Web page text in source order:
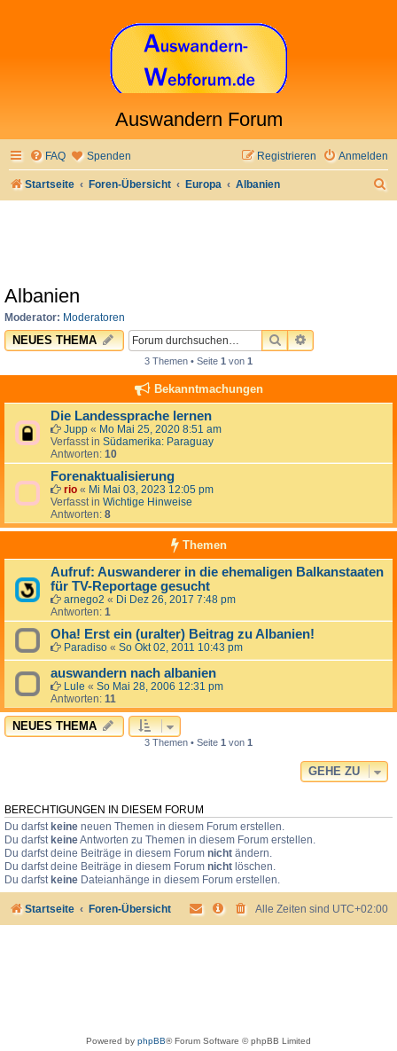
Auswandern Forum
FAQ Spenden Anmelden
Registrieren
Startseite Foren-Übersicht Europa Albanien
Albanien
Moderator: Moderatoren
NEUES THEMA SUCHEERWEITERTE
3 Themen • Seite 1 von 1
Bekanntmachungen
Die Landessprache lernen
Jupp « Mo Mai 25, 2020 8:51 am
Verfasst in Südamerika: Paraguay
Antworten: 10
Forenaktualisierung
rio « Mi Mai 03, 2023 12:05 pm
Verfasst in Wichtige Hinweise
Antworten: 8
Themen
Aufruf: Auswanderer in die ehemaligen Balkanstaaten
für TV-Reportage gesucht
arnego2 « Di Dez 26, 2017 7:48 pm
Antworten: 1
Oha! Erst ein (uralter) Beitrag zu Albanien!
Paradiso « So Okt 02, 2011 10:43 pm
auswandern nach albanien
Lule « So Mai 28, 2006 12:31 pm
Antworten: 11
NEUES THEMA
3 Themen • Seite 1 von 1
GEHE ZU
BERECHTIGUNGEN IN DIESEM FORUM
Du darfst keine neuen Themen in diesem Forum erstellen.
Du darfst keineAntworten zu Themen in diesem Forum erstellen.
Du darfst deine Beiträge in diesem Forum nicht ändern.
Du darfst deine Beiträge in diesem Forum nicht löschen.
Du darfst keine Dateianhänge in diesem Forum erstellen.
Startseite Foren-Übersicht Alle Zeiten sind UTC+02:00
Powered by phpBB® Forum Software © phpBB Limited